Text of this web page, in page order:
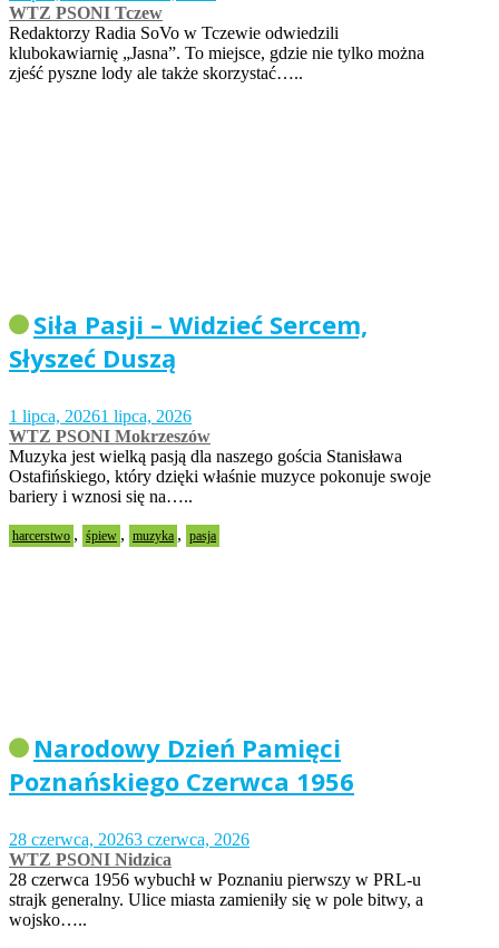
WTZ PSONI Tczew
Redaktorzy Radia SoVo w Tczewie odwiedzili
klubokawiarnię „Jasna”. To miejsce, gdzie nie tylko można
zjeść pyszne lody ale także skorzystać…..
Siła Pasji – Widzieć Sercem,
Słyszeć Duszą
1 lipca, 20261 lipca, 2026
WTZ PSONI Mokrzeszów
Muzyka jest wielką pasją dla naszego gościa Stanisława
Ostafińskiego, który dzięki właśnie muzyce pokonuje swoje
bariery i wznosi się na…..
harcerstwo , śpiew , muzyka , pasja
Narodowy Dzień Pamięci
Poznańskiego Czerwca 1956
28 czerwca, 20263 czerwca, 2026
WTZ PSONI Nidzica
28 czerwca 1956 wybuchł w Poznaniu pierwszy w PRL-u
strajk generalny. Ulice miasta zamieniły się w pole bitwy, a
wojsko…..